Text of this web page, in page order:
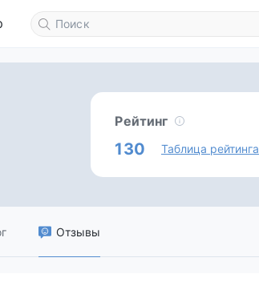
Рейтинг
130 Таблица рейтинга
Отзывы